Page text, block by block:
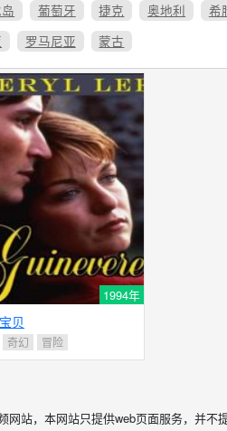
葡萄牙 捷克 奥地利 希
罗马尼亚 蒙古
1994年
贝
奇幻 冒险
站，本网站只提供web页面服务，并不